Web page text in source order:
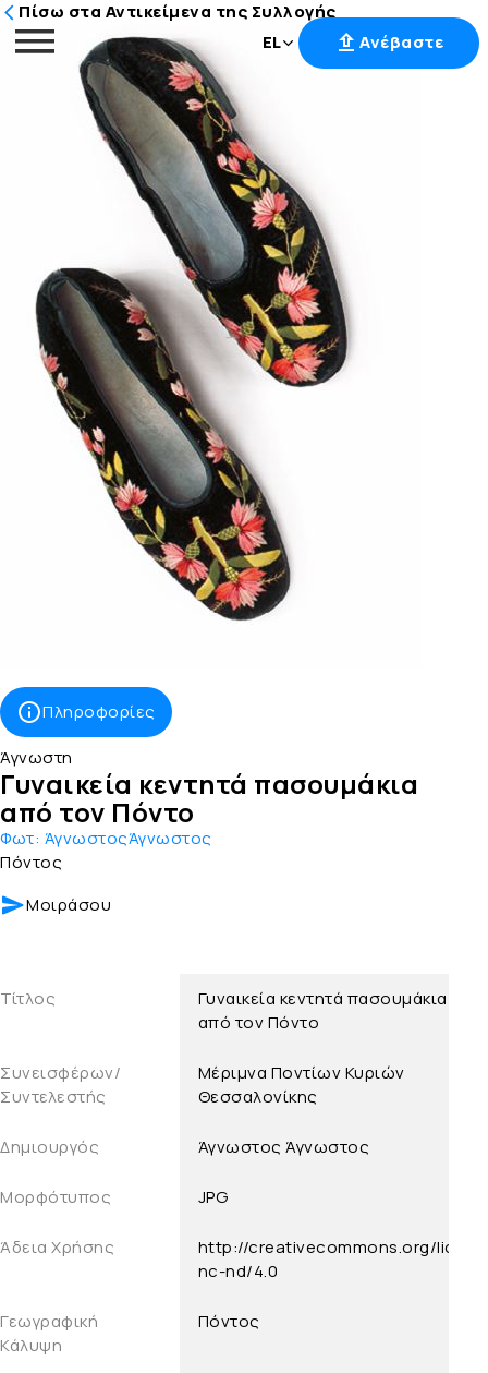
Μετάβαση
περιεχόμενο
EL Ανέβαστε
Πίσω στα Αντικείμενα της Συλλογής
Πληροφορίες
Άγνωστη
Γυναικεία κεντητά πασουμάκια
από τον Πόντο
Φωτ: ΆγνωστοςΆγνωστος
Πόντος
Μοιράσου
Τίτλος
Γυναικεία κεντητά πασουμάκια
από τον Πόντο
Συνεισφέρων/
Συντελεστής
Μέριμνα Ποντίων Κυριών
Θεσσαλονίκης
Δημιουργός Άγνωστος Άγνωστος
Μορφότυπος JPG
Άδεια Χρήσης
http://creativecommons.org/
nc-nd/4.0
Γεωγραφική
Κάλυψη
Πόντος